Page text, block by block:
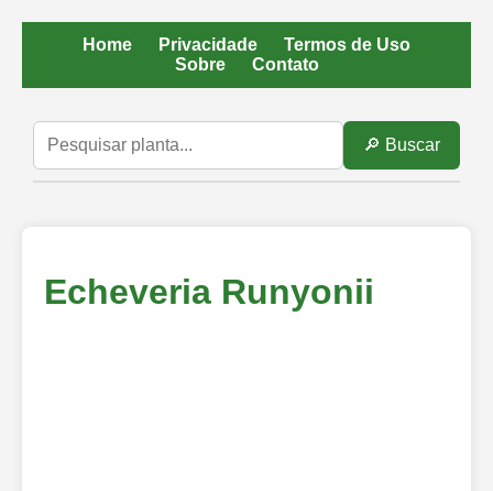
Home Privacidade
Termos de Uso
Sobre
Contato
🔎 Buscar
Echeveria Runyonii